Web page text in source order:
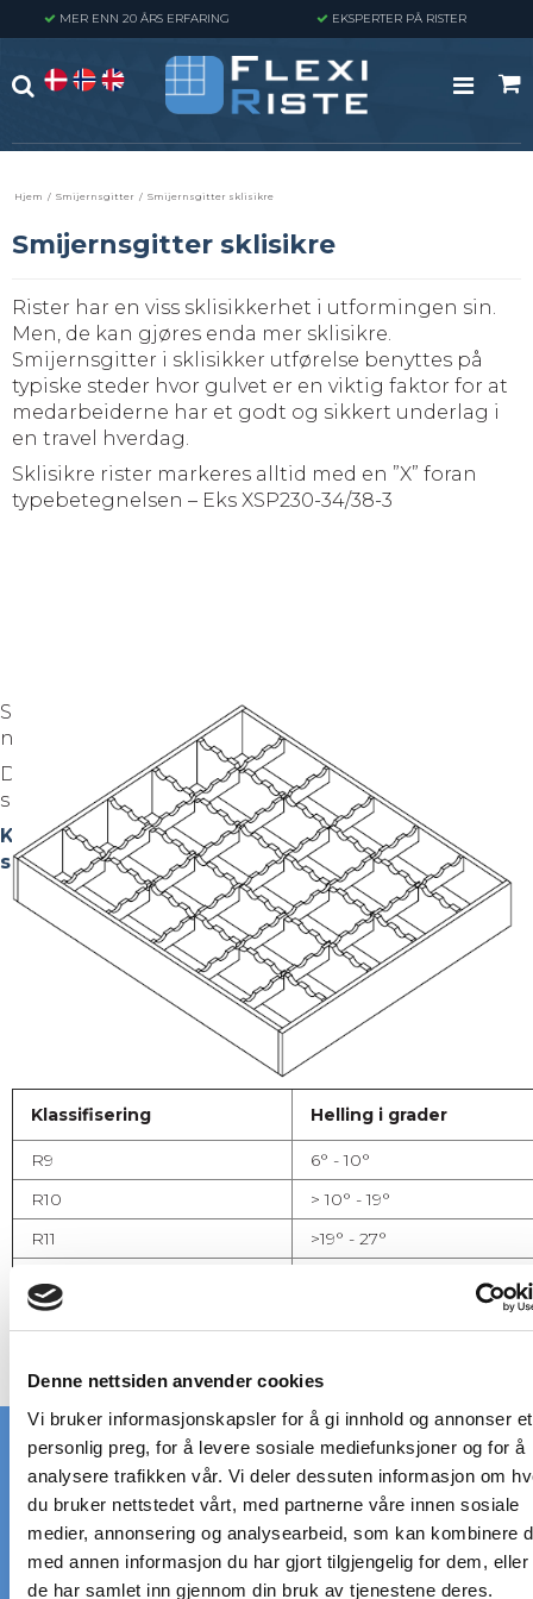
Denne nettsiden anvender cookies
Vi bruker informasjonskapsler for å gi innhold og annonser et
personlig preg, for å levere sosiale mediefunksjoner og for å
analysere trafikken vår. Vi deler dessuten informasjon om
du bruker nettstedet vårt, med partnerne våre innen sosiale
medier, annonsering og analysearbeid, som kan kombinere
med annen informasjon du har gjort tilgjengelig for dem,
de har samlet inn gjennom din bruk av tjenestene deres.
MER ENN 20 ÅRS ERFARING EKSPERTER PÅ RISTER
Hjem / Smijernsgitter / Smijernsgitter sklisikre
Smijernsgitter sklisikre
Rister har en viss sklisikkerhet i utformingen sin.
Men, de kan gjøres enda mer sklisikre.
Smijernsgitter i sklisikker utførelse benyttes på
typiske steder hvor gulvet er en viktig faktor for at
medarbeiderne har et godt og sikkert underlag i
en travel hverdag.
Sklisikre rister markeres alltid med en ”X” foran
typebetegnelsen – Eks XSP230-34/38-3
Sklisikkerhet på gulvbelegg klassifiseres etter
normen DIN51130
Det finnes flere forsjellige former for sklisikre
smijernsgitter.
Kontakt salgsavdelingen for råd om hvilken type
som egner seg best til nettopp ditt prosjekt.
Klassifisering Helling i grader
R9
6° - 10°
R10
> 10° - 19°
R11
>19° - 27°
R13
RASK LEVERING
på standardrister
STORT LAGER
av standardrister